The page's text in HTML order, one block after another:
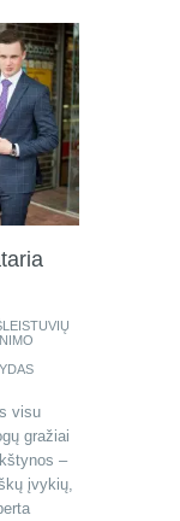
visu
gražiai
–
įvykių,